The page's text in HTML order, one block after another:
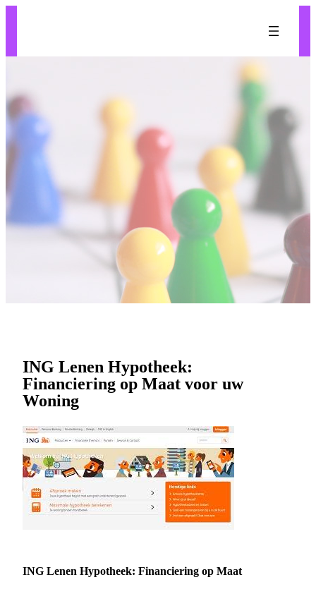
ING Lenen Hypotheek:
Financiering op Maat voor uw
Woning
ING Lenen Hypotheek: Financiering op Maat